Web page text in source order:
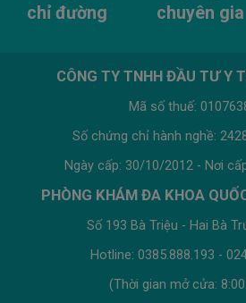
chỉ đường
chuyên gia
CÔNG TY TNHH ĐẦU TƯ Y
Mã số thuế:
Số chứng chỉ hành nghề:
Ngày cấp: 30/10/2012 - Nơi
PHÒNG KHÁM ĐA KHOA
Số 193 Bà Triệu - Hai Bà
Hotline: 0385.888.193 -
(Thời gian mở cửa: